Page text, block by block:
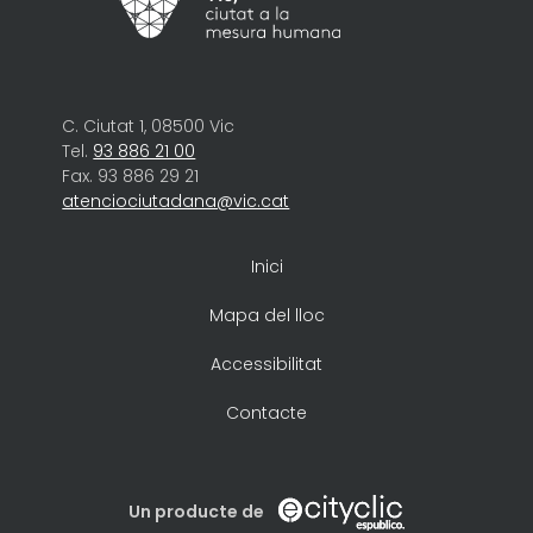
C. Ciutat 1, 08500 Vic
Tel. 93 886 21 00
Fax. 93 886 29 21
atenciociutadana@vic.cat
Inici
Mapa del lloc
Accessibilitat
Contacte
Un producte de